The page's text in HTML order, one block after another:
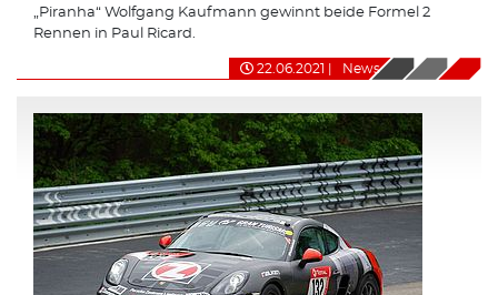
„Piranha“ Wolfgang Kaufmann gewinnt beide Formel 2
Rennen in Paul Ricard.
22.06.2021 News